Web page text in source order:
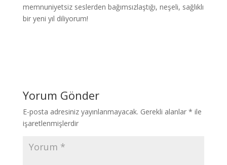
memnuniyetsiz seslerden bağımsızlaştığı, neşeli, sağlıklı
bir yeni yıl diliyorum!
Yorum Gönder
E-posta adresiniz yayınlanmayacak. Gerekli alanlar * ile
işaretlenmişlerdir